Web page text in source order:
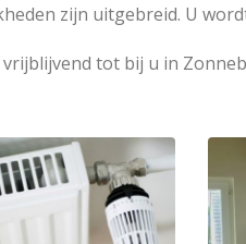
zijn uitgebreid. U
tot bij u in